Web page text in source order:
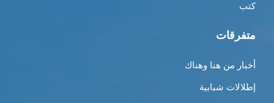
كتب
متفرقات
أخبار من هنا وهناك
إطلالات شبابية